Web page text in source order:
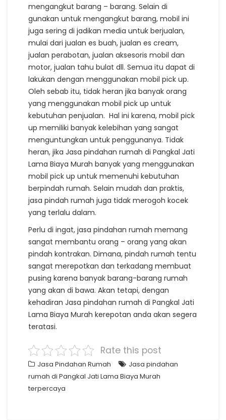
mengangkut barang – barang. Selain di
gunakan untuk mengangkut barang, mobil ini
juga sering di jadikan media untuk berjualan,
mulai dari jualan es buah, jualan es cream,
jualan perabotan, jualan aksesoris mobil dan
motor, jualan tahu bulat dll. Semua itu dapat di
lakukan dengan menggunakan mobil pick up.
Oleh sebab itu, tidak heran jika banyak orang
yang menggunakan mobil pick up untuk
kebutuhan penjualan. Hal ini karena, mobil pick
up memiliki banyak kelebihan yang sangat
menguntungkan untuk penggunanya. Tidak
heran, jika Jasa pindahan rumah di Pangkal Jati
Lama Biaya Murah banyak yang menggunakan
mobil pick up untuk memenuhi kebutuhan
berpindah rumah. Selain mudah dan praktis,
jasa pindah rumah juga tidak merogoh kocek
yang terlalu dalam.
Perlu di ingat, jasa pindahan rumah memang
sangat membantu orang – orang yang akan
pindah kontrakan. Dimana, pindah rumah tentu
sangat merepotkan dan terkadang membuat
pusing karena banyak barang-barang rumah
yang akan di bawa. Akan tetapi, dengan
kehadiran Jasa pindahan rumah di Pangkal Jati
Lama Biaya Murah kerepotan anda akan segera
teratasi.
Rate this post
Jasa Pindahan Rumah
Jasa pindahan
rumah di Pangkal Jati Lama Biaya Murah
terpercaya